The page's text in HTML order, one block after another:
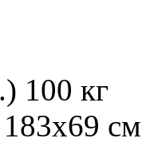
100 кг
см